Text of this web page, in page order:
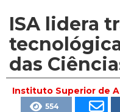
ISA lidera
das
Instituto Superior de
554